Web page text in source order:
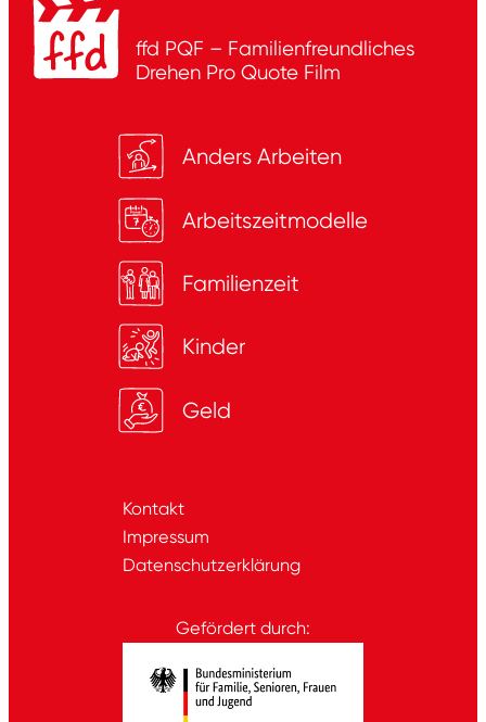
ffd PQF – Familienfreundliches
Drehen Pro Quote Film
Anders Arbeiten
Arbeitszeitmodelle
Familienzeit
Kinder
Geld
Kontakt
Impressum
Datenschutzerklärung
Gefördert durch: